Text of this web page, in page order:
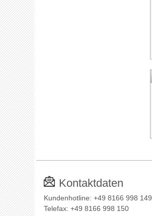
Kontaktdaten
Kundenhotline: +49 8166 998 149
Telefax: +49 8166 998 150